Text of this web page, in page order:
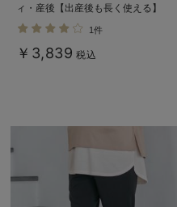
ィ・産後【出産後も長く使える】
Rosemadame（ローズマダム）
1件
￥3,839 税込